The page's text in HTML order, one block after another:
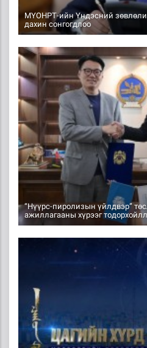
МҮОНРТ-ийн Үндэсний
дахин сонгогдлоо
“Нүүрс-пиролизын үйлдвэр”
ажиллагааны хүрээг